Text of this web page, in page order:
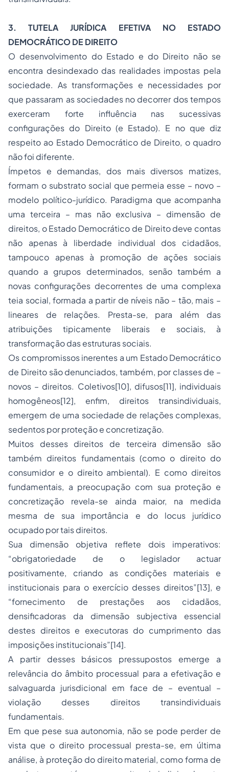
3. TUTELA JURÍDICA EFETIVA NO ESTADO
DEMOCRÁTICO DE DIREITO
O desenvolvimento do Estado e do Direito não se
encontra desindexado das realidades impostas pela
sociedade. As transformações e necessidades por
que passaram as sociedadesno decorrer dos tempos
exerceram forte influência nas sucessivas
configurações do Direito (e Estado). E no que diz
respeito ao Estado Democrático de Direito, o quadro
não foi diferente.
Ímpetos e demandas, dos mais diversos matizes,
formam o substrato social que permeia esse – novo –
modelo político-jurídico. Paradigma que acompanha
uma terceira – mas não exclusiva – dimensão de
direitos, o Estado Democrático de Direito deve contas
não apenas à liberdade individual dos cidadãos,
tampouco apenas à promoção de ações sociais
quando a grupos determinados, senão também a
novas configurações decorrentes de uma complexa
teia social, formada a partir de níveis não – tão, mais –
lineares de relações. Presta-se, para além das
atribuições tipicamente liberais e sociais, à
transformação das estruturas sociais.
Os compromissos inerentes a um Estado Democrático
de Direito são denunciados, também, por classes de –
novos – direitos. Coletivos[10], difusos[11], individuais
homogêneos[12], enfim, direitos transindividuais,
emergem de uma sociedade de relações complexas,
sedentos por proteção e concretização.
Muitos desses direitos de terceira dimensão são
também direitos fundamentais (como o direito do
consumidore o direito ambiental). E como direitos
fundamentais, a preocupação com sua proteção e
concretização revela-se ainda maior, na medida
mesma de sua importância e do locusjurídico
ocupado por tais direitos.
Sua dimensão objetiva reflete dois imperativos:
“obrigatoriedade de o legislador actuar
positivamente, criando as condições materiais e
institucionais para o exercício desses direitos”[13], e
“fornecimento de prestações aos cidadãos,
densificadoras da dimensão subjectiva essencial
destes direitos e executoras do cumprimento das
imposições institucionais”[14].
A partir desses básicos pressupostos emerge a
relevância do âmbito processual para a efetivação e
salvaguarda jurisdicional em face de – eventual –
violação desses direitos transindividuais
fundamentais.
Em que pese sua autonomia, não se pode perder de
vista que o direito processual presta-se, em última
análise, à proteção do direito material, como forma de